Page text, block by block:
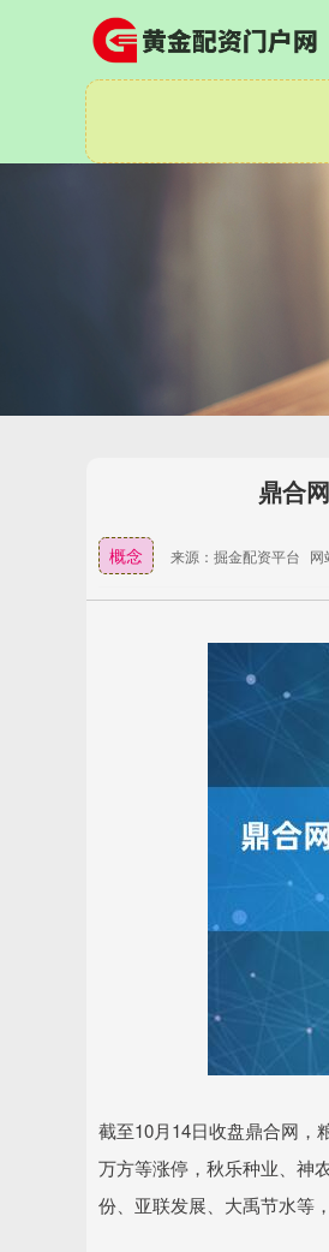
鼎合
概念 来源：掘金配资平台 网
截至10月14日收盘鼎合网，
万方等涨停，秋乐种业、神
份、亚联发展、大禹节水等
1.02% 深证成指